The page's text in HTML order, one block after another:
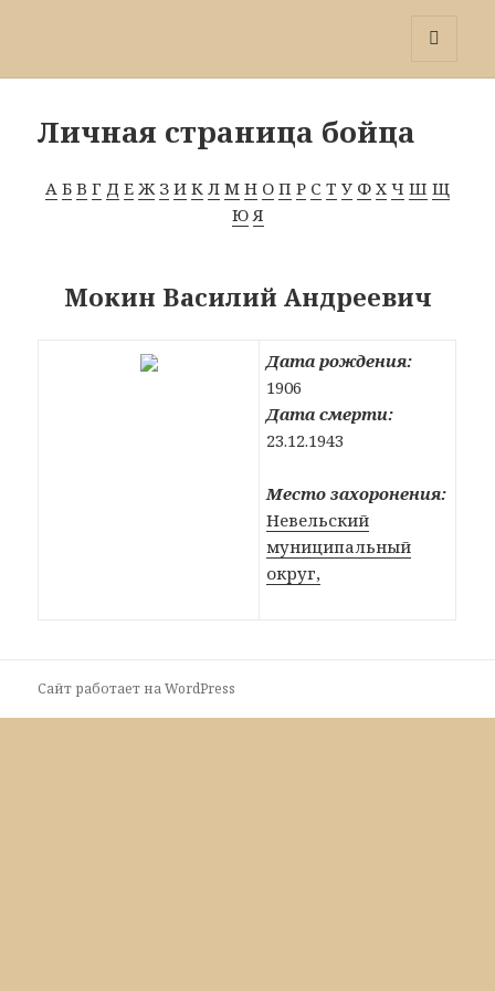
Личная страница бойца
А Б В Г Д Е Ж З И К Л М Н О П Р С Т У Ф Х Ч Ш Щ
Ю Я
Мокин Василий Андреевич
Дата рождения:
1906
Дата смерти:
23.12.1943
Место захоронения:
Невельский
муниципальный
округ,
Сайт работает на WordPress